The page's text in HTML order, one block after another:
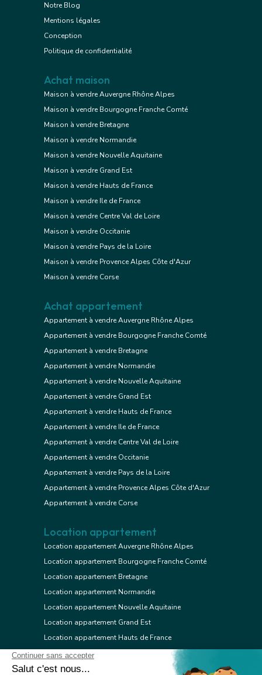
Notre Blog
Mentions légales
Conception
Politique de confidentialité
Achat maison
Maison à vendre Auvergne Rhône Alpes
Maison à vendre Bourgogne Franche Comté
Maison à vendre Bretagne
Maison à vendre Normandie
Maison à vendre Nouvelle Aquitaine
Maison à vendre Grand Est
Maison à vendre Hauts de France
Maison à vendre Ile de France
Maison à vendre Centre Val de Loire
Maison à vendre Occitanie
Maison à vendre Pays de la Loire
Maison à vendre Provence Alpes Côte d'Azur
Maison à vendre Corse
Achat appartement
Appartement à vendre Auvergne Rhône Alpes
Appartement à vendre Bourgogne Franche Comté
Appartement à vendre Bretagne
Appartement à vendre Normandie
Appartement à vendre Nouvelle Aquitaine
Appartement à vendre Grand Est
Appartement à vendre Hauts de France
Appartement à vendre Ile de France
Appartement à vendre Centre Val de Loire
Appartement à vendre Occitanie
Appartement à vendre Pays de la Loire
Appartement à vendre Provence Alpes Côte d'Azur
Appartement à vendre Corse
Location appartement
Location appartement Auvergne Rhône Alpes
Location appartement Bourgogne Franche Comté
Location appartement Bretagne
Location appartement Normandie
Location appartement Nouvelle Aquitaine
Location appartement Grand Est
Location appartement Hauts de France
Location appartement Ile de France
Location appartement Centre Val de Loire